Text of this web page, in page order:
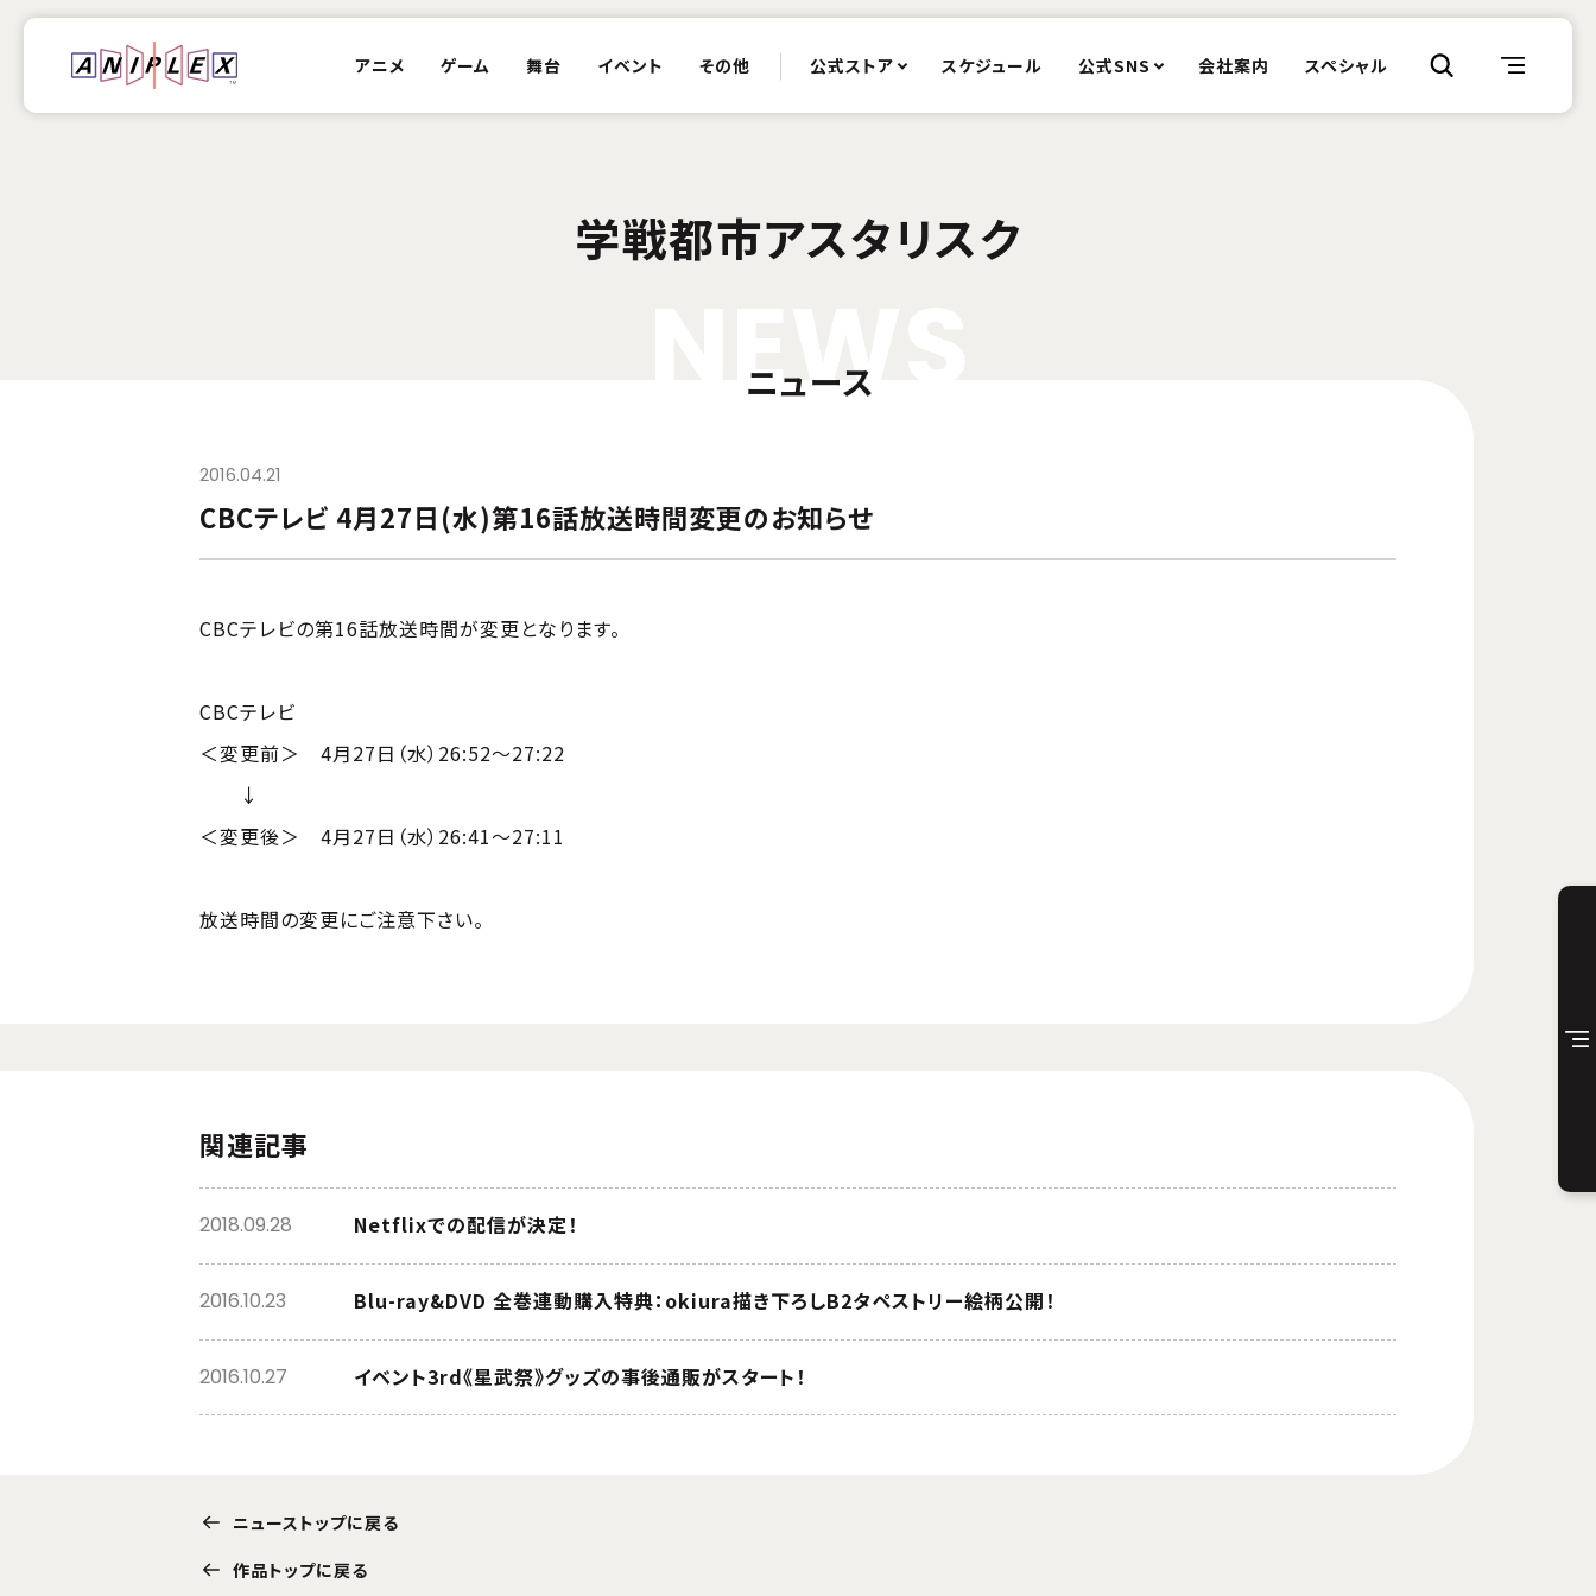
アニメ ゲーム 舞台 イベント その他 公式ストア スケジュール 公式SNS 会社案内 スペシャル
学戦都市アスタリスク
EW
ニュース
2016.04.21
CBCテレビ 4月27日(水)第16話放送時間変更のお知らせ
CBCテレビの第16話放送時間が変更となります。
CBCテレビ
＜変更前＞ 4月27日（水）26:52～27:22
↓
＜変更後＞ 4月27日（水）26:41～27:11
放送時間の変更にご注意下さい。
関連記事
Netflixでの配信が決定！
2018.09.28
Blu-ray&DVD 全巻連動購入特典：okiura描き下ろしB2タペストリー絵柄公開！
2016.10.23
イベント3rd《星武祭》グッズの事後通販がスタート！
2016.10.27
ニューストップに戻る
作品トップに戻る